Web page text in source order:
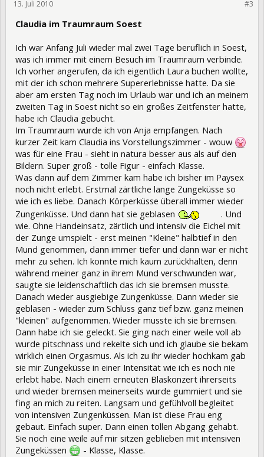
#3
13. Juli 2010
Claudia im Traumraum Soest
Ich war Anfang Juli wieder mal zwei Tage beruflich in Soest,
was ich immer mit einem Besuch im Traumraum verbinde.
Ich vorher angerufen, da ich eigentlich Laura buchen wollte,
mit der ich schon mehrere Supererlebnisse hatte. Da sie
aber am ersten Tag noch im Urlaub war und ich an meinem
zweiten Tag in Soest nicht so ein großes Zeitfenster hatte,
habe ich Claudia gebucht.
Im Traumraum wurde ich von Anja empfangen. Nach
kurzer Zeit kam Claudia ins Vorstellungszimmer - wouw
was für eine Frau - sieht in natura besser aus als auf den
Bildern. Super groß - tolle Figur - einfach Klasse.
Was dann auf dem Zimmer kam habe ich bisher im Paysex
noch nicht erlebt. Erstmal zärtliche lange Zungeküsse so
wie ich es liebe. Danach Körperküsse überall immer wieder
Zungenküsse. Und dann hat sie geblasen
. Und
wie. Ohne Handeinsatz, zärtlich und intensiv die Eichel mit
der Zunge umspielt - erst meinen "Kleine" halbtief in den
Mund genommen, dann immer tiefer und dann war er nicht
mehr zu sehen. Ich konnte mich kaum zurückhalten, denn
während meiner ganz in ihrem Mund verschwunden war,
saugte sie leidenschaftlich das ich sie bremsen musste.
Danach wieder ausgiebige Zungenküsse. Dann wieder sie
geblasen - wieder zum Schluss ganz tief bzw. ganz meinen
"kleinen" aufgenommen. Wieder musste ich sie bremsen.
Dann habe ich sie geleckt. Sie ging nach einer weile voll ab
wurde pitschnass und rekelte sich und ich glaube sie bekam
wirklich einen Orgasmus. Als ich zu ihr wieder hochkam gab
sie mir Zungeküsse in einer Intensität wie ich es noch nie
erlebt habe. Nach einem erneuten Blaskonzert ihrerseits
und wieder bremsen meinerseits wurde gummiert und sie
fing an mich zu reiten. Langsam und gefühlvoll begleitet
von intensiven Zungenküssen. Man ist diese Frau eng
gebaut. Einfach super. Dann einen tollen Abgang gehabt.
Sie noch eine weile auf mir sitzen geblieben mit intensiven
Zungeküssen
- Klasse, Klasse.